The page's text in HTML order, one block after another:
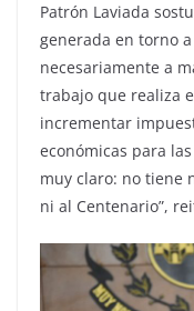
Patrón Laviada
generada en torno
necesariamente a
trabajo que realiza
incrementar
económicas para
muy claro: no tiene
ni al Centenario”,